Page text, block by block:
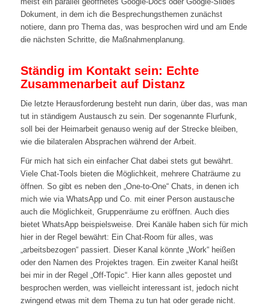
Dokument, in dem ich die Besprechungsthemen zunächst
notiere, dann pro Thema das, was besprochen wird und am Ende
die nächsten Schritte, die Maßnahmenplanung.
Ständig im Kontakt sein: Echte
Zusammenarbeit auf Distanz
Die letzte Herausforderung besteht nun darin, über das, was man
tut in ständigem Austausch zu sein. Der sogenannte Flurfunk,
soll bei der Heimarbeit genauso wenig auf der Strecke bleiben,
wie die bilateralen Absprachen während der Arbeit.
Für mich hat sich ein einfacher Chat dabei stets gut bewährt.
Viele Chat-Tools bieten die Möglichkeit, mehrere Chaträume zu
öffnen. So gibt es neben den „One-to-One“ Chats, in denen ich
mich wie via WhatsApp und Co. mit einer Person austausche
auch die Möglichkeit, Gruppenräume zu eröffnen. Auch dies
bietet WhatsApp beispielsweise. Drei Kanäle haben sich für mich
hier in der Regel bewährt: Ein Chat-Room für alles, was
„arbeitsbezogen“ passiert. Dieser Kanal könnte „Work“ heißen
oder den Namen des Projektes tragen. Ein zweiter Kanal heißt
bei mir in der Regel „Off-Topic“. Hier kann alles gepostet und
besprochen werden, was vielleicht interessant ist, jedoch nicht
zwingend etwas mit dem Thema zu tun hat oder gerade nicht.